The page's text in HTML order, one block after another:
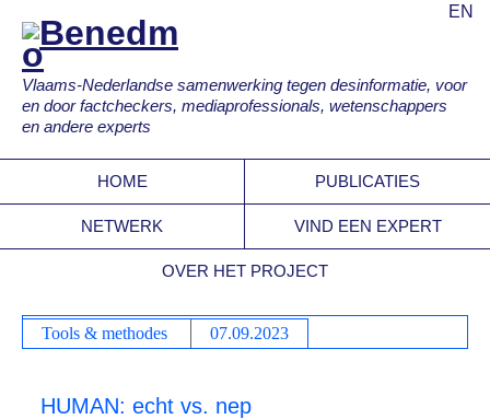
Vlaams-Nederlandse samenwerking tegen desinformatie, voor
en door factcheckers, mediaprofessionals, wetenschappers
en andere experts
EN
HOME PUBLICATIES
NETWERK VIND EEN EXPERT
OVER HET PROJECT
Tools & methodes 07.09.2023
HUMAN: echt vs. nep